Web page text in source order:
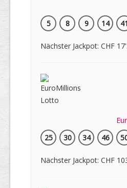
5
8 9 14 41
Nächster Jackpot: CHF
25
30 34 46
Nächster Jackpot: CHF